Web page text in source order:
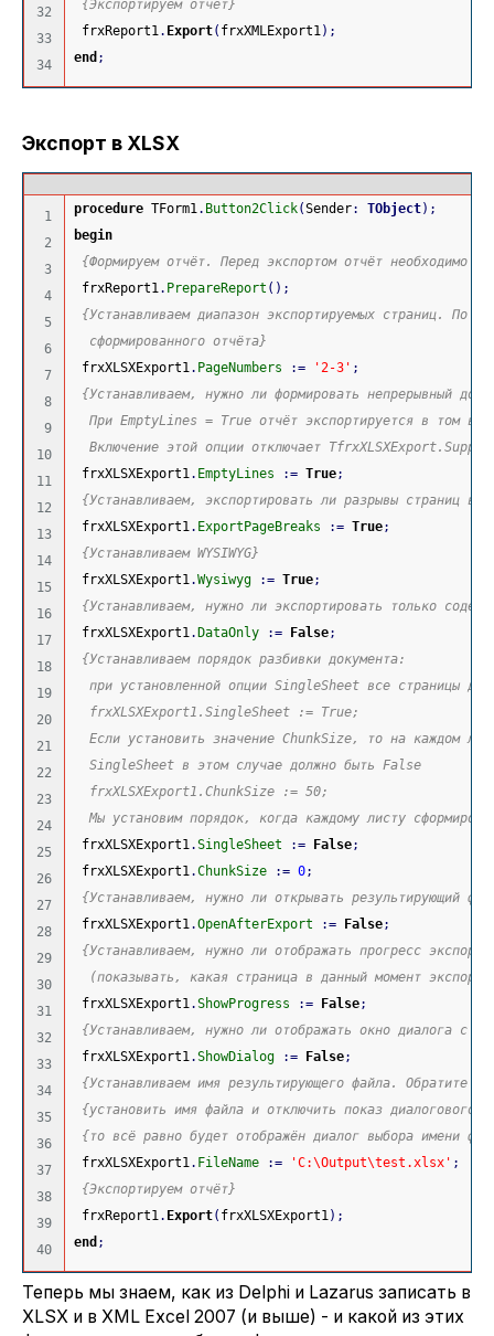
32
33
{Экспортируем отчёт}
frxReport1 . Export( frxXMLExport1 ) ;
end ;
Экспорт в XLSX
1
2
3
4
5
6
7
8
9
10
11
12
13
14
15
16
17
18
19
20
21
22
23
24
25
26
27
28
29
30
31
32
33
34
35
36
37
38
39
procedure TForm1 . Button2Click(Sender: TObject) ;
begin
{Формируем отчёт. Перед экспортом отчёт необходимо
frxReport1 . PrepareReport ( ) ;
{Устанавливаем диапазон экспортируемых страниц. По
сформированного отчёта}
frxXLSXExport1 . PageNumbers := '2-3' ;
{Устанавливаем, нужно ли формировать непрерывный
При EmptyLines = True отчёт экспортируется в том
Включение этой опции отключает
frxXLSXExport1 . EmptyLines := True;
{Устанавливаем, экспортировать ли разрывы страниц в
frxXLSXExport1 . ExportPageBreaks := True;
{Устанавливаем WYSIWYG}
frxXLSXExport1 .Wysiwyg := True;
{Устанавливаем, нужно ли экспортировать только
frxXLSXExport1 .DataOnly := False;
{Устанавливаем порядок разбивки документа:
при установленной опции SingleSheet все страницы
frxXLSXExport1.SingleSheet := True;
Если установить значение ChunkSize, то на каждом
SingleSheet в этом случае должно быть False
frxXLSXExport1.ChunkSize := 50;
Мы установим порядок, когда каждому листу
frxXLSXExport1 .SingleSheet := False;
frxXLSXExport1 .ChunkSize := 0;
{Устанавливаем, нужно ли открывать результирующий
frxXLSXExport1 .OpenAfterExport := False;
{Устанавливаем, нужно ли отображать прогресс экспорта
(показывать, какая страница в данный момент
frxXLSXExport1 .ShowProgress := False;
{Устанавливаем, нужно ли отображать окно диалога с
frxXLSXExport1 .ShowDialog := False;
{Устанавливаем имя результирующего файла. Обратите
{установить имя файла и отключить показ диалогового
{то всё равно будет отображён диалог выбора имени
frxXLSXExport1 . FileName := 'C:\Output\test.xlsx' ;
{Экспортируем отчёт}
frxReport1 . Export( frxXLSXExport1 ) ;
end ;
Теперь мы знаем, как из Delphi и Lazarus записать в
XLSX и в XML Excel 2007 (и выше) - и какой из этих